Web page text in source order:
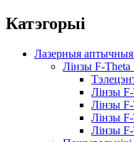
Катэгорыі
Лазерныя
Лінзы F-Theta
Лінзы F-
Лінзы F-
Лінзы F-
Лінзы